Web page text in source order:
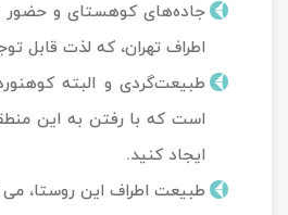
جاده‌های کوهستای و حضور
اطراف تهران، که لذت قابل
طبیعت‌گردی و البته
است که با رفتن به این
ایجاد کنید.
طبیعت اطراف این روستا، می